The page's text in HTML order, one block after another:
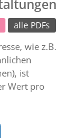
alle PDFs
wie z.B.
ist
Wert pro